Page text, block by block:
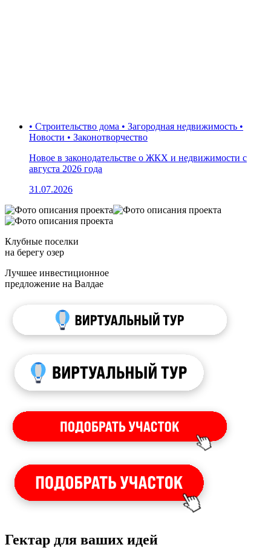
• Строительство дома • Загородная недвижимость •
Новости • Законотворчество
Новое в законодательстве о ЖКХ и недвижимости с
августа 2026 года
31.07.2026
Клубные поселки
на берегу озер
Лучшее инвестиционное
предложение на Валдае
Гектар для ваших идей